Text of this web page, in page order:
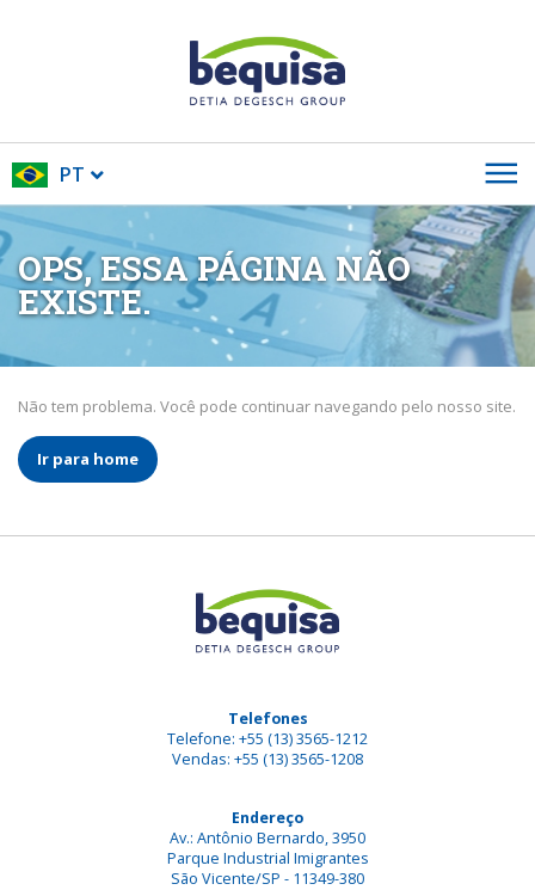
PT
OPS, ESSA PÁGINA NÃO
EXISTE.
Não tem problema. Você pode continuar navegando pelo nosso site.
Ir para home
Telefones
Telefone: +55 (13) 3565-1212
Vendas: +55 (13) 3565-1208
Endereço
Av.: Antônio Bernardo, 3950
Parque Industrial Imigrantes
São Vicente/SP - 11349-380